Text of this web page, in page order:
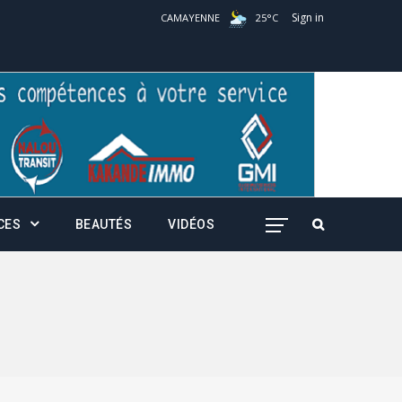
CAMAYENNE 25°C Sign in
BEAUTÉS VIDÉOS